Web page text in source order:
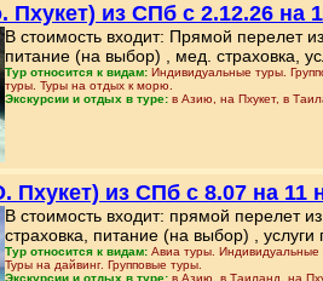
Пхукет) из СПб с 2.12.26 на
В стоимость входит: Прямой перелет
питание (на выбор) , мед. страховка,
Тур относится к видам: Индивидуальные туры.
туры. Туры на отдых к морю.
Экскурсии и отдых в туре: в Азию, на Пхукет, в
Пхукет) из СПб с 8.07 на 11
В стоимость входит: прямой перелет
страховка, питание (на выбор) , услуги
Тур относится к видам: Авиа туры. Индивидуальные
Туры на дайвинг. Групповые туры.
Экскурсии и отдых в туре: в Азию, в Таиланд, на